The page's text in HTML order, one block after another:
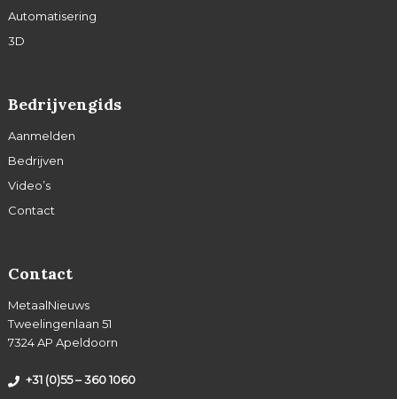
Automatisering
3D
Bedrijvengids
Aanmelden
Bedrijven
Video’s
Contact
Contact
MetaalNieuws
Tweelingenlaan 51
7324 AP Apeldoorn
+31 (0)55 – 360 1060